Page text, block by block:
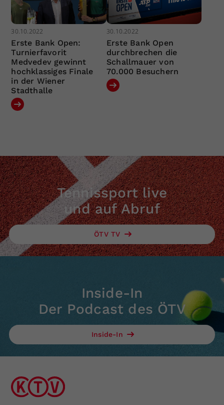
30.10.2022
Erste Bank Open:
Turnierfavorit
Medvedev gewinnt
hochklassiges Finale
in der Wiener
Stadthalle
30.10.2022
Erste Bank Open
durchbrechen die
Schallmauer von
70.000 Besuchern
Tennissport live
und auf Abruf
ÖTV TV
Inside-In
Der Podcast des ÖTV
Inside-In